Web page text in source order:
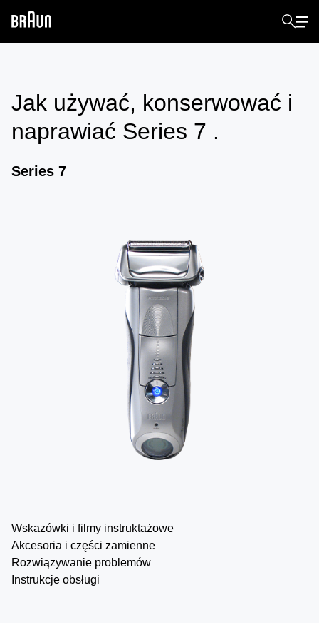
Jak używać, konserwować i
naprawiać Series 7 .
Series 7
Wskazówki i filmy instruktażowe
Akcesoria i części zamienne
Rozwiązywanie problemów
Instrukcje obsługi